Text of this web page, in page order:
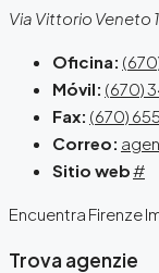
Via Vittorio Veneto
Oficina:
Móvil: (670)
Fax: (670)
Correo:
Sitio web#
Encuentra Firenze
Trova agenzie